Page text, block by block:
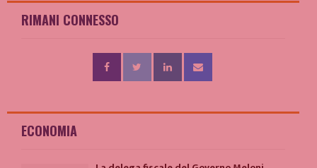
RIMANI CONNESSO
ECONOMIA